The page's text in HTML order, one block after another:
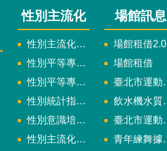
性別主流化
性別主流化實施計畫暨細部計畫
性別平等專案小組委員名單
性別平等專案小組會議紀錄
性別統計指標及項目
性別意識培力、統計分析案、影響評估案
性別主流化年度成果報告
場館訊息
場館租借2.0
場館租借
臺北市運動中心
飲水機水質檢驗報告
臺北市運動中心預約系統
青年練舞據點地圖